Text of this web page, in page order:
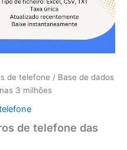
de telefone / Base de dados
3 milhões
de telefone das